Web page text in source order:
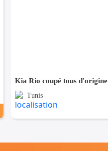
Kia Rio coupé tous d'origine
Tunis